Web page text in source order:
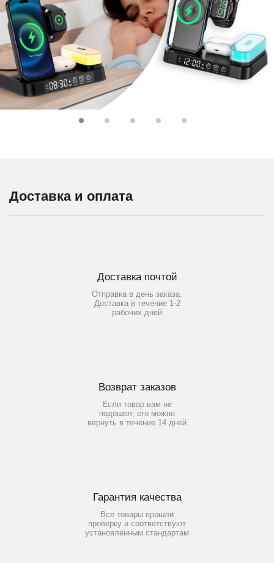
Доставка и оплата
Доставка почтой
Отправка в день заказа.
Доставка в течение 1-2
рабочих дней
Возврат заказов
Если товар вам не
подошел, его можно
вернуть в течение 14 дней
Гарантия качества
Все товары прошли
проверку и соответствуют
установленным стандартам